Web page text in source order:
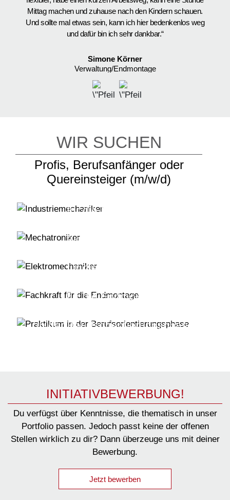
Mittag machen und zuhause nach den Kindern schauen.
Und sollte mal etwas sein, kann ich hier bedenkenlos weg
und dafür bin ich sehr dankbar.“
Simone Körner
Verwaltung/Endmontage
WIR SUCHEN
Profis, Berufsanfänger oder
Quereinsteiger (m/w/d)
für die Endmontage
für die Endmontage
für die Endmontage
für die Endmontage
in der Berufsorientierungsphase
INITIATIVBEWERBUNG!
Du verfügst über Kenntnisse, die thematisch in unser
Portfolio passen. Jedoch passt keine der offenen
Stellen wirklich zu dir? Dann überzeuge uns mit deiner
Bewerbung.
Jetzt bewerben